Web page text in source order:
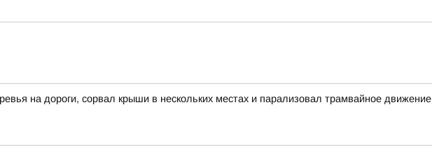
на дороги, сорвал крыши в нескольких местах и парализовал трамвайное движение